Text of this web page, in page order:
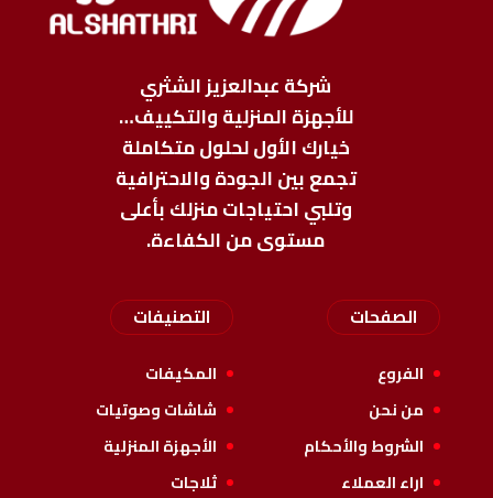
شركة عبدالعزيز الشثري
للأجهزة المنزلية والتكييف…
خيارك الأول لحلول متكاملة
تجمع بين الجودة والاحترافية
وتلبي احتياجات منزلك بأعلى
مستوى من الكفاءة.
الصفحات
الفروع
من نحن
الشروط والأحكام
اراء العملاء
التصنيفات
المكيفات
شاشات وصوتيات
الأجهزة المنزلية
ثلاجات